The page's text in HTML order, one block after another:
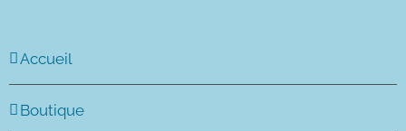
Accueil
Boutique